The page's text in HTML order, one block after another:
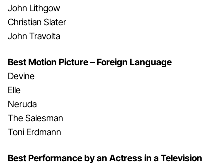
John Lithgow
Christian Slater
John Travolta
Best Motion Picture – Foreign Language
Devine
Elle
Neruda
The Salesman
Toni Erdmann
Best Performance by an Actress in a Television